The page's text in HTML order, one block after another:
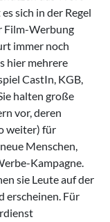
sich in der Regel
Film-Werbung
immer noch
hier mehrere
CastIn, KGB,
halten große
vor, deren
weiter) für
Menschen,
Kampagne.
sie Leute auf der
erscheinen. Für